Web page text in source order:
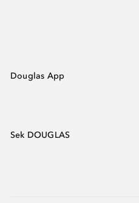
Douglas App
Sek DOUGLAS